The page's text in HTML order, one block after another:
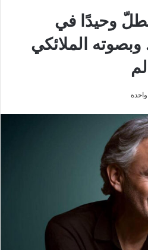
يطلّ وحيدًا في
وبصوته الملائكي